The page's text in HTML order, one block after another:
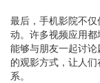
最后，手机影院不
动。许多视频应用
能够与朋友一起讨
的观影方式，让人
系。